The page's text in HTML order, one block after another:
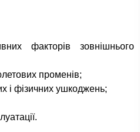
факторів зовнішнього
променів;
і фізичних ушкоджень;